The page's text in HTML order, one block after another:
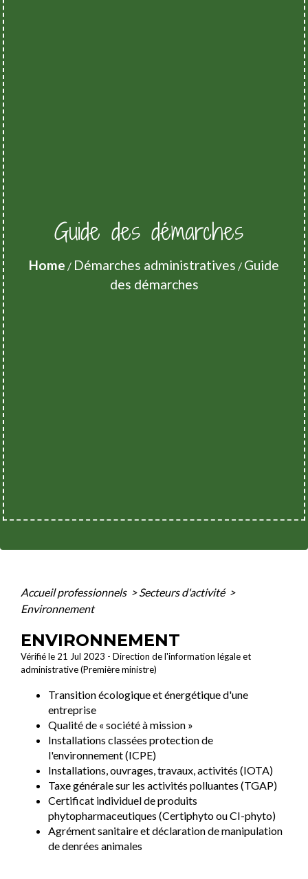
Guide des démarches
Home / Démarches administratives / Guide
des démarches
Accueil professionnels > Secteurs d'activité >
Environnement
ENVIRONNEMENT
Vérifié le 21 Jul 2023 - Direction de l'information légale et
administrative (Première ministre)
Transition écologique et énergétique d'une
entreprise
Qualité de « société à mission »
Installations classées protection de
l'environnement (ICPE)
Installations, ouvrages, travaux, activités (IOTA)
Taxe générale sur les activités polluantes (TGAP)
Certificat individuel de produits
phytopharmaceutiques (Certiphyto ou CI-phyto)
Agrément sanitaire et déclaration de manipulation
de denrées animales